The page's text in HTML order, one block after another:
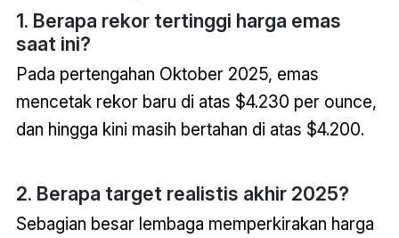
1. Berapa rekor tertinggi harga emas
saat ini?
Pada pertengahan Oktober 2025, emas
mencetak rekor baru di atas $4.230 per ounce,
dan hingga kini masih bertahan di atas $4.200.
2. Berapa target realistis akhir 2025?
Sebagian besar lembaga memperkirakan harga